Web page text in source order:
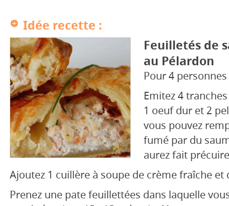
Idée recette :
Feuilletés de
au Pélardon
Pour 4 personnes
Emitez 4
1 oeuf dur et 2
vous pouvez
fumé par du
aurez fait
Ajoutez 1 cuillère à soupe de crème fraîche et
Prenez une pate feuillettées dans laquelle